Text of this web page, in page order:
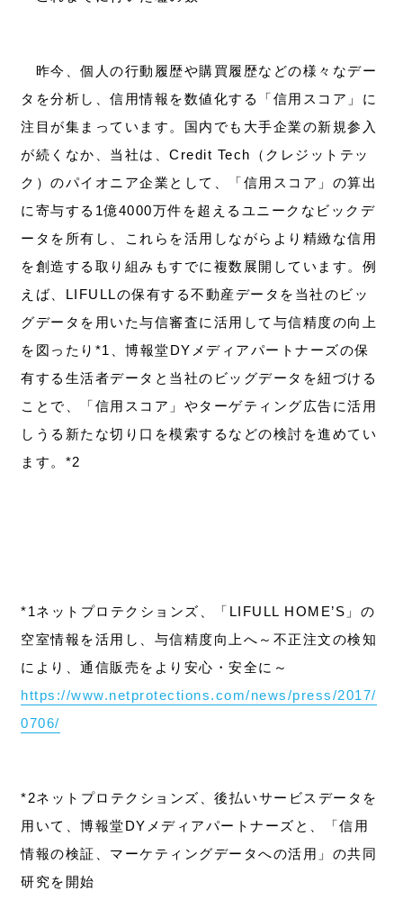
昨今、個人の行動履歴や購買履歴などの様々なデー
タを分析し、信用情報を数値化する「信用スコア」に
注目が集まっています。国内でも大手企業の新規参入
が続くなか、当社は、Credit Tech（クレジットテッ
ク）のパイオニア企業として、「信用スコア」の算出
に寄与する1億4000万件を超えるユニークなビックデ
ータを所有し、これらを活用しながらより精緻な信用
を創造する取り組みもすでに複数展開しています。例
えば、LIFULLの保有する不動産データを当社のビッ
グデータを用いた与信審査に活用して与信精度の向上
を図ったり*1、博報堂DYメディアパートナーズの保
有する生活者データと当社のビッグデータを紐づける
ことで、「信用スコア」やターゲティング広告に活用
しうる新たな切り口を模索するなどの検討を進めてい
ます。*2
*1ネットプロテクションズ、「LIFULL HOME’S」の
空室情報を活用し、与信精度向上へ～不正注文の検知
により、通信販売をより安心・安全に～
https://www.netprotections.com/news/press/2017/
0706/
*2ネットプロテクションズ、後払いサービスデータを
用いて、博報堂DYメディアパートナーズと、「信用
情報の検証、マーケティングデータへの活用」の共同
研究を開始